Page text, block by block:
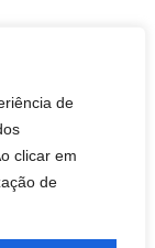
de
clicar em
de